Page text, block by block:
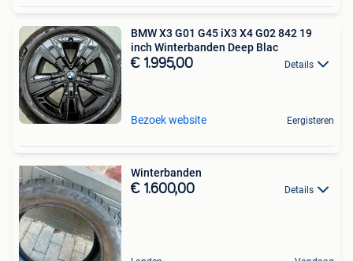
BMW X3 G01 G45 iX3 X4 G02 842 19
inch Winterbanden Deep Blac
€ 1.995,00 Details
Bezoek website Eergisteren
Winterbanden
€ 1.600,00 Details